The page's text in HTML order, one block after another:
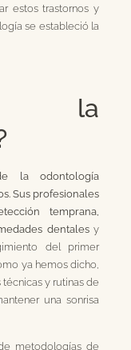
estos trastornos y
se estableció la
la
la odontología
Sus profesionales
temprana,
dentalesy
del primer
ya hemos dicho,
y rutinas de
una sonrisa
metodologías de